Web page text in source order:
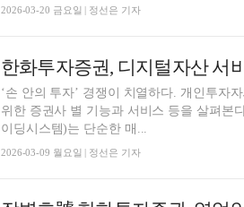
2026-03-20 금요일 | 정선은 기자
‘손 안의 투자’ 경쟁이 치열하다. 개인투자
위한 증권사 별 기능과 서비스 등을 살펴본
이딩시스템)는 단순한 매...
2026-03-09 월요일 | 정선은 기자